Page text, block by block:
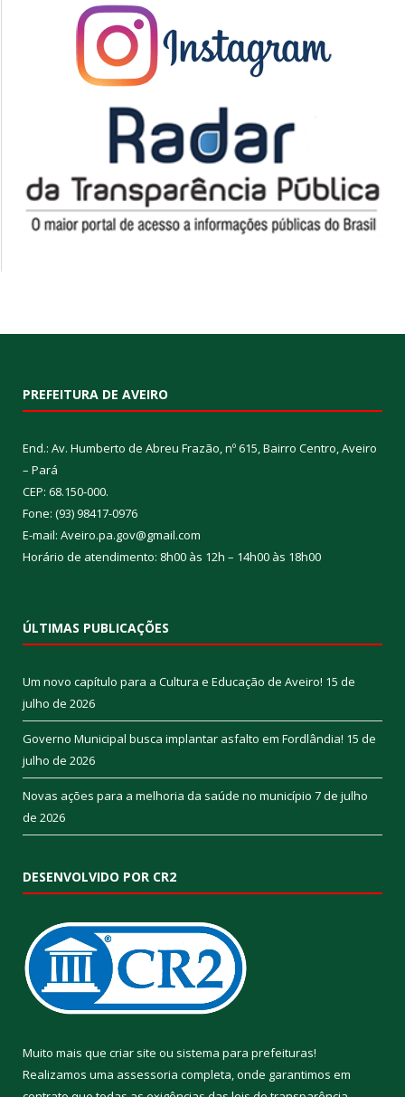
PREFEITURA DE AVEIRO
End.: Av. Humberto de Abreu Frazão, nº 615, Bairro Centro, Aveiro
– Pará
CEP: 68.150-000.
Fone: (93) 98417-0976
E-mail: Aveiro.pa.gov@gmail.com
Horário de atendimento: 8h00 às 12h – 14h00 às 18h00
ÚLTIMAS PUBLICAÇÕES
Um novo capítulo para a Cultura e Educação de Aveiro! 15 de
julho de 2026
Governo Municipal busca implantar asfalto em Fordlândia! 15 de
julho de 2026
Novas ações para a melhoria da saúde no município 7 de julho
de 2026
DESENVOLVIDO POR CR2
Muito mais que criar site ou sistema para prefeituras!
Realizamos uma assessoria completa, onde garantimos em